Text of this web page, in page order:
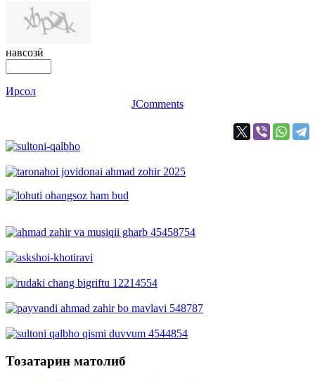
навсозӣ
Ирсол
JComments
Тозатарин матолиб